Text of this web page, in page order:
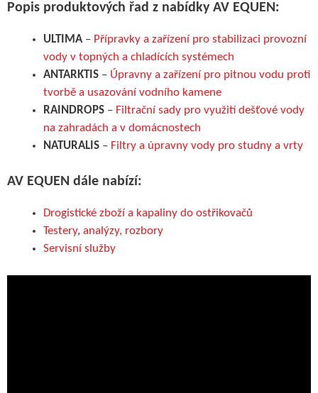
Popis produktových řad z nabídky AV EQUEN:
ULTIMA – Přípravky a zařízení pro stabilizaci provozní
vody v topných a chladících systémech
ANTARKTIS – Úpravny a zařízení pro pitnou vodu proti
tvorbě a usazování vodního kamene
RAINDROPS – Filtrační sady pro využití dešťové vody
na zahradách a v domácnostech
NATURALIS – Filtry a úpravny vody pro studny a vrty
AV EQUEN dále nabízí:
Drogistické zboží a kapaliny do ostřikovačů
Testery, analýzy, rozbory
Servisní služby